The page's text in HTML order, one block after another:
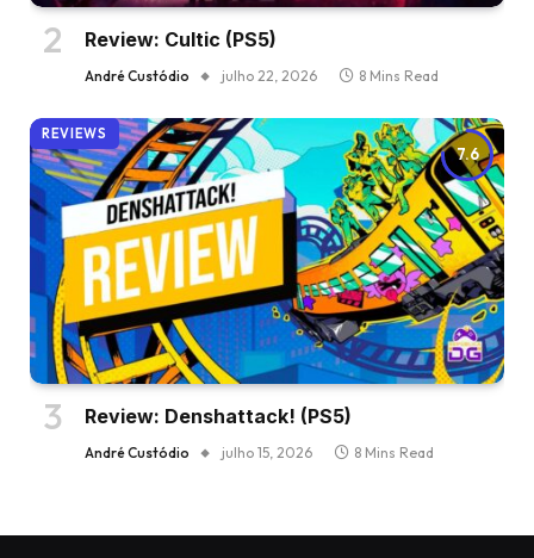
Review: Cultic (PS5)
André Custódio julho 22, 2026 8 Mins Read
7.6
REVIEWS
Review: Denshattack! (PS5)
André Custódio julho 15, 2026 8 Mins Read